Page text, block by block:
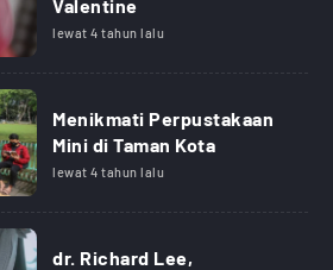
Valentine
lewat 4 tahun lalu
Menikmati Perpustakaan
Mini di Taman Kota
lewat 4 tahun lalu
dr. Richard Lee,